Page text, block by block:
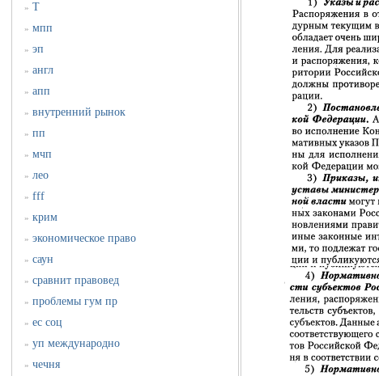
» Т
» мпп
» эп
» англ
» апп
» внутренний рынок
» пп
» мчп
» лео
» fff
» крим
» экономическое право
» саун
» сравнит правовед
» проблемы гум пр
» ес соц
» уп международно
» чечня